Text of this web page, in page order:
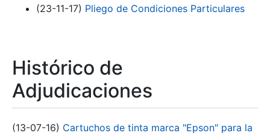
(23-11-17) Pliego de Condiciones Particulares
Histórico de
Adjudicaciones
(13-07-16) Cartuchos de tinta marca "Epson" para la